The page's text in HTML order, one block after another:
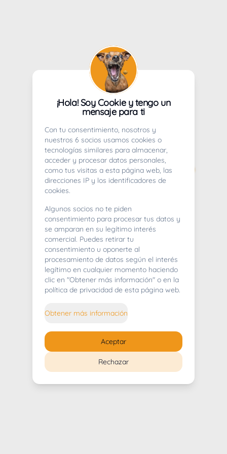
404
Whoops! Lo sentimos mucho.
¡Hola! Soy Cookie y tengo un
mensaje para ti
Con tu consentimiento, nosotros y
nuestros 6 socios usamos cookies o
tecnologías similares para almacenar,
acceder y procesar datos personales,
como tus visitas a esta página web, las
direcciones IP y los identificadores de
cookies.
Algunos socios no te piden
consentimiento para procesar tus datos y
se amparan en su legítimo interés
comercial. Puedes retirar tu
consentimiento u oponerte al
procesamiento de datos según el interés
legítimo en cualquier momento haciendo
clic en "Obtener más información" o en la
política de privacidad de esta página web.
Obtener más información
Rechazar
Aceptar